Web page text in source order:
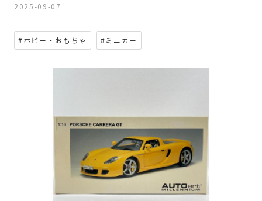
2025-09-07
#ホビー・おもちゃ #ミニカー